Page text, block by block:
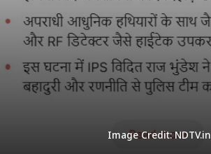
Image Credit: NDTV.in